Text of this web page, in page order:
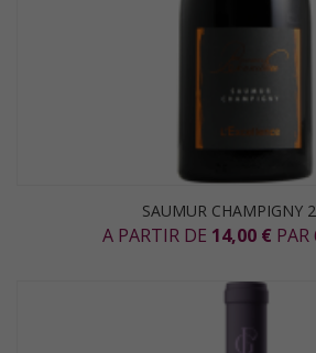
SAUMUR CHAMPIGNY
A PARTIR DE 14,00 € PAR